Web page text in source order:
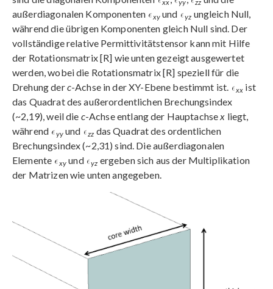
xx yy zz
außerdiagonalen Komponenten
xyund yz ungleich Null,
während die übrigen Komponenten gleich Null sind. Der
vollständige relative Permittivitätstensor kann mit Hilfe
der Rotationsmatrix [R] wie unten gezeigt ausgewertet
werden, wobei die Rotationsmatrix [R] speziell für die
Drehung derc-Achse in der XY-Ebene bestimmt ist. xx ist
das Quadrat des außerordentlichen Brechungsindex
(~2,19), weil die c-Achse entlang der Hauptachsex liegt,
während
yyund zz das Quadrat des ordentlichen
Brechungsindex (~2,31) sind. Die außerdiagonalen
Elemente
xy und yz ergeben sich aus der Multiplikation
der Matrizen wie unten angegeben.